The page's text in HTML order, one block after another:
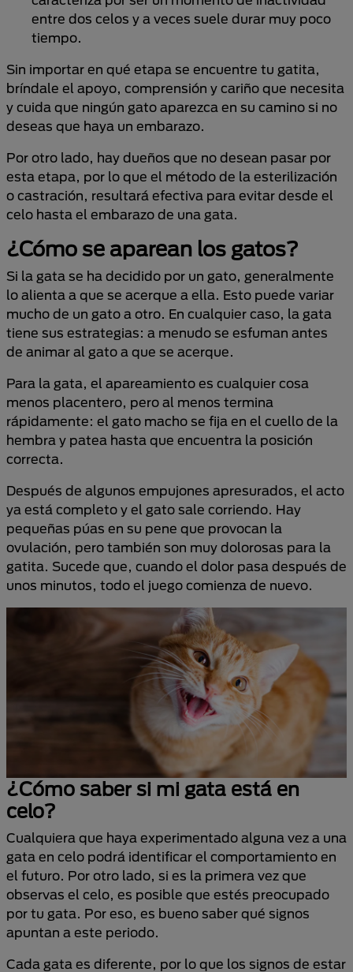
entre dos celos y a veces suele durar muy poco
tiempo.
Sin importar en qué etapa se encuentre tu gatita,
bríndale el apoyo, comprensión y cariño que necesita
y cuida que ningún gato aparezca en su camino si no
deseas que haya un embarazo.
Por otro lado, hay dueños que no desean pasar por
esta etapa, por lo que el método de la esterilización
o castración, resultará efectiva para evitar desde el
celo hasta el embarazo de una gata.
¿Cómo se aparean los gatos?
Si la gata se ha decidido por un gato, generalmente
lo alienta a que se acerque a ella. Esto puede variar
mucho de un gato a otro. En cualquier caso, la gata
tiene sus estrategias: a menudo se esfuman antes
de animar al gato a que se acerque.
Para la gata, el apareamiento es cualquier cosa
menos placentero, pero al menos termina
rápidamente: el gato macho se fija en el cuello de la
hembra y patea hasta que encuentra la posición
correcta.
Después de algunos empujones apresurados, el acto
ya está completo y el gato sale corriendo. Hay
pequeñas púas en su pene que provocan la
ovulación, pero también son muy dolorosas para la
gatita. Sucede que, cuando el dolor pasa después de
unos minutos, todo el juego comienza de nuevo.
¿Cómo saber si mi gata está en
celo?
Cualquiera que haya experimentado alguna vez a una
gata en celo podrá identificar el comportamiento en
el futuro. Por otro lado, si es la primera vez que
observas el celo, es posible que estés preocupado
por tu gata. Por eso, es bueno saber qué signos
apuntan a este periodo.
Cada gata es diferente, por lo que los signos de estar